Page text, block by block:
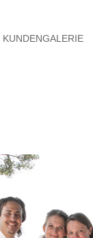
KUNDENGALERIE